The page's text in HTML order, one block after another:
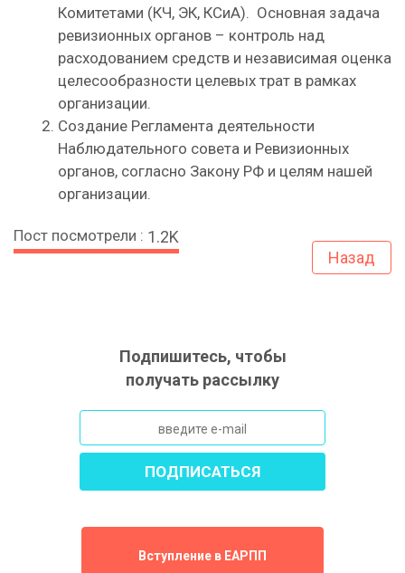
Комитетами (КЧ, ЭК, КСиА). Основная задача
ревизионных органов – контроль над
расходованием средств и независимая оценка
целесообразности целевых трат в рамках
организации.
Создание Регламента деятельности
Наблюдательного совета и Ревизионных
органов, согласно Закону РФ и целям нашей
организации.
Пост посмотрели : 1.2K
Назад
Подпишитесь, чтобы
получать рассылку
Вступление в ЕАРПП